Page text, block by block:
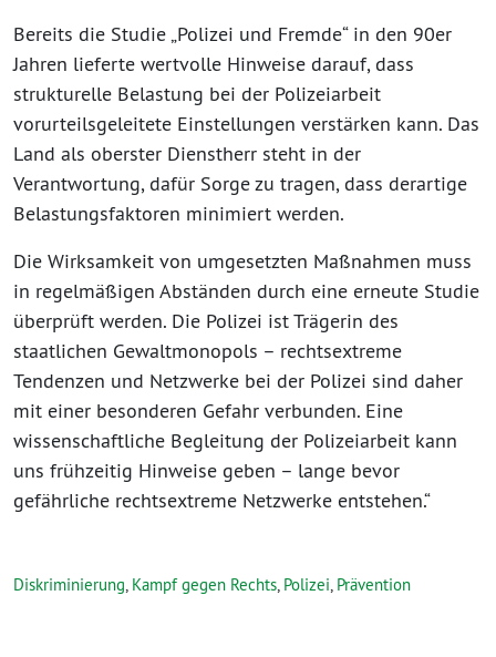
Bereits die Studie „Polizei und Fremde“ in den 90er
Jahren lieferte wertvolle Hinweise darauf, dass
strukturelle Belastung bei der Polizeiarbeit
vorurteilsgeleitete Einstellungen verstärken kann. Das
Land als oberster Dienstherr steht in der
Verantwortung, dafür Sorge zu tragen, dass derartige
Belastungsfaktoren minimiert werden.
Die Wirksamkeit von umgesetzten Maßnahmen muss
in regelmäßigen Abständen durch eine erneute Studie
überprüft werden. Die Polizei ist Trägerin des
staatlichen Gewaltmonopols – rechtsextreme
Tendenzen und Netzwerke bei der Polizei sind daher
mit einer besonderen Gefahr verbunden. Eine
wissenschaftliche Begleitung der Polizeiarbeit kann
uns frühzeitig Hinweise geben – lange bevor
gefährliche rechtsextreme Netzwerke entstehen.“
Diskriminierung, Kampf gegen Rechts, Polizei, Prävention